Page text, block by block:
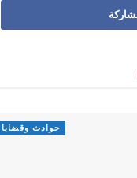
حوادث وقضايا